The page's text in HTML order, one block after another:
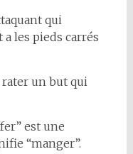
qui
a les pieds carrés
un but qui
est une
“manger”.